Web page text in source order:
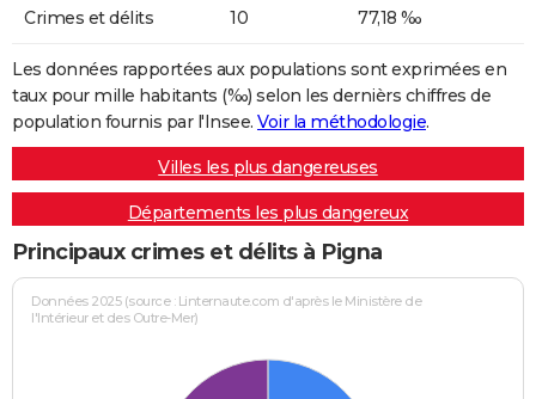
Crimes et délits 10 77,18 ‰
Les données rapportées aux populations sont exprimées en
taux pour mille habitants (‰) selon les dernièrs chiffres de
population fournis par l'Insee. Voir la méthodologie.
Villes les plus dangereuses
Départements les plus dangereux
Principaux crimes et délits à Pigna
Données 2025 (source : Linternaute.com d'après le Ministère de
l'Intérieur et des Outre-Mer)